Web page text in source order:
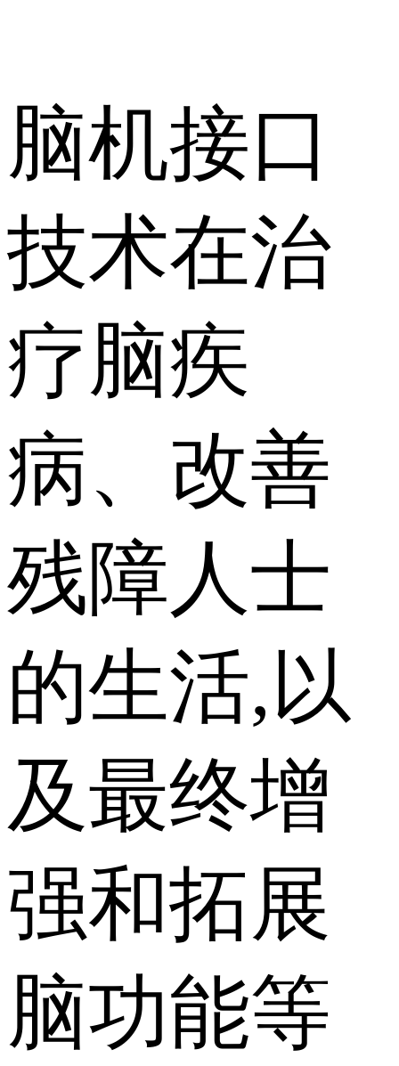
脑机接口
技术在治
疗脑疾
病、改善
残障人士
的生活,以
及最终增
强和拓展
脑功能等